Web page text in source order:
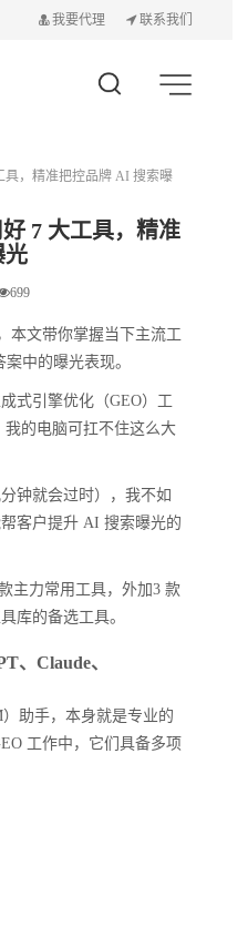
我要代理 联系我们
具，精准把控品牌 AI 搜索曝
7 大工具，精准
光
699
本文带你掌握当下主流工
中的曝光表现。
式引擎优化（GEO）工
的电脑可扛不住这么大
钟就会过时），我不如
客户提升 AI 搜索曝光的
主力常用工具，外加3 款
库的备选工具。
、Claude、
助手，本身就是专业的
工作中，它们具备多项